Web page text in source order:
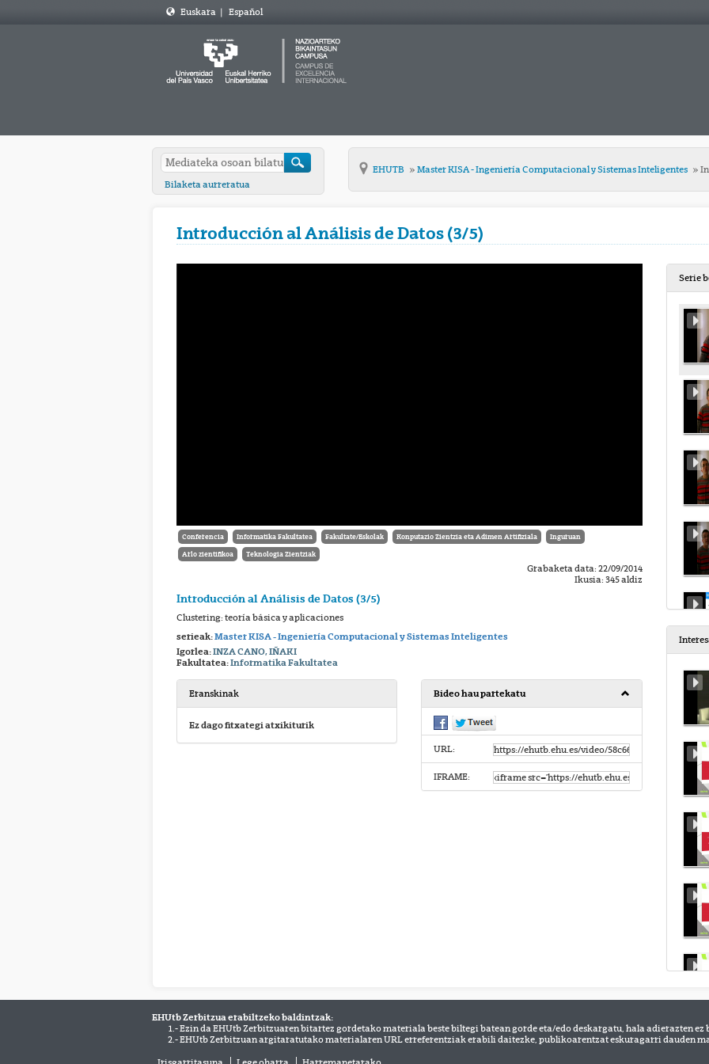
Euskara | Español
Bilaketa aurreratua
EHUTB Master KISA - Ingeniería Computacional y Sistemas Inteligentes
Introducción al Análisis de Datos (3/5)
Conferencia Informatika Fakultatea Fakultate/Eskolak Konputazio Zientzia eta Adimen Artifiziala Inguruan
Arlo zientifikoa Teknologia Zientziak
Grabaketa data: 22/09/2014
Ikusia: 345 aldiz
Introducción al Análisis de Datos (3/5)
Clustering: teoría básica y aplicaciones
serieak:Master KISA - Ingeniería Computacional y Sistemas Inteligentes
Igorlea:INZA CANO, IÑAKI
Fakultatea:Informatika Fakultatea
Eranskinak
Ez dago fitxategi atxikiturik
Bideo hau partekatu
URL:
IFRAME:
Serie
EHUtb Zerbitzua erabiltzeko baldintzak:
1.- Ezin da EHUtb Zerbitzuaren bitartez gordetako materiala beste biltegi batean gorde eta/edo deskargatu, hala adierazten ez
2.- EHUtb Zerbitzuan argitaratutako materialaren URL erreferentziak erabili daitezke, publikoarentzat eskuragarri dauden